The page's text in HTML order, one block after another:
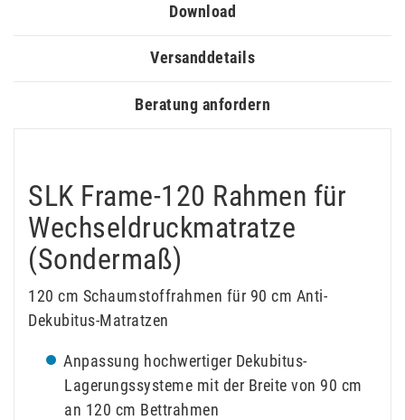
Download
Versanddetails
Beratung anfordern
SLK Frame-120 Rahmen für
Wechseldruckmatratze
(Sondermaß)
120 cm Schaumstoffrahmen für 90 cm Anti-
Dekubitus-Matratzen
Anpassung hochwertiger Dekubitus-
Lagerungssysteme mit der Breite von 90 cm
an 120 cm Bettrahmen